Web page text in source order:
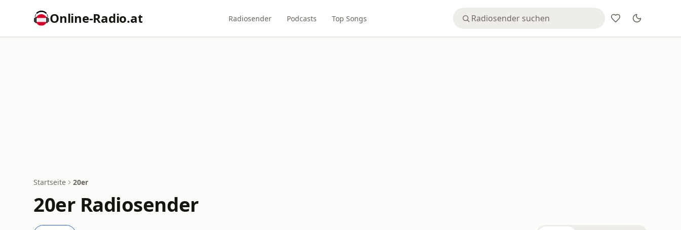
Online‑Radio.at Radiosender Podcasts Top Songs
Startseite 20er
20er Radiosender